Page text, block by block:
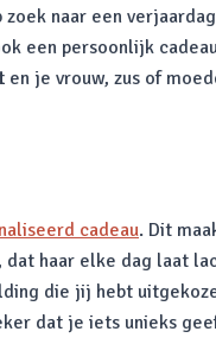
naar een
een persoonlijk
je vrouw, zus of
cadeau. Dit
haar elke dag laat
die jij hebt
dat je iets unieks